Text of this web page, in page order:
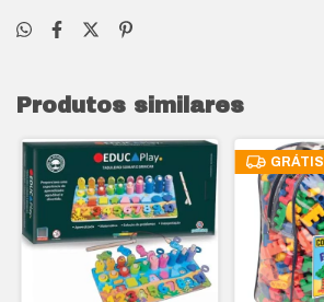
Produtos similares
GRÁTIS